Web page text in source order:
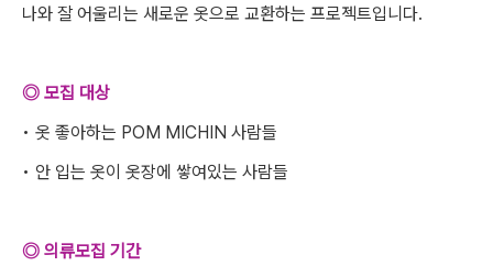
나와 잘 어울리는 새로운 옷으로 교환하는 프로젝트입니다.
◎ 모집 대상
• 옷 좋아하는 POM MICHIN 사람들
• 안 입는 옷이 옷장에 쌓여있는 사람들
◎ 의류모집 기간